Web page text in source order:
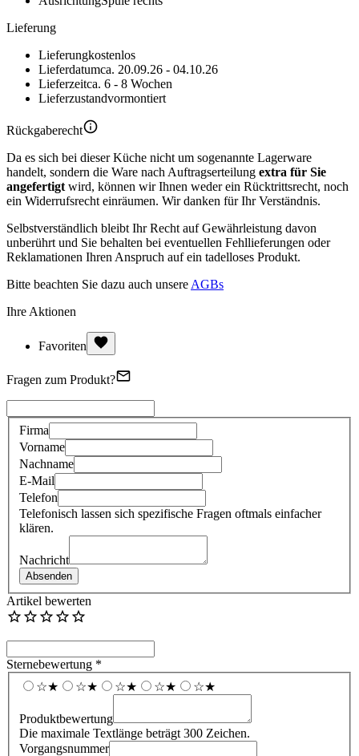
Lieferung
Lieferungkostenlos
Lieferdatumca. 20.09.26 - 04.10.26
Lieferzeitca. 6 - 8 Wochen
Lieferzustandvormontiert
Rückgaberecht
Da es sich bei dieser Küche nicht um sogenannte Lagerware
handelt, sondern die Ware nach Auftragserteilung extra für Sie
angefertigt wird, können wir Ihnen weder ein Rücktrittsrecht, noch
ein Widerrufsrecht einräumen. Wir danken für Ihr Verständnis.
Selbstverständlich bleibt Ihr Recht auf Gewährleistung davon
unberührt und Sie behalten bei eventuellen Fehllieferungen oder
Reklamationen Ihren Anspruch auf ein tadelloses Produkt.
Bitte beachten Sie dazu auch unsere AGBs
Ihre Aktionen
Favoriten
Fragen zum Produkt?
Firma
Vorname
Nachname
E-Mail
Telefon
Telefonisch lassen sich spezifische Fragen oftmals einfacher
klären.
Nachricht
Absenden
Artikel bewerten
Sternebewertung *
☆︎★︎ ☆︎★︎ ☆︎★︎ ☆︎★︎ ☆︎★︎
Produktbewertung
Die maximale Textlänge beträgt 300 Zeichen.
Vorgangsnummer